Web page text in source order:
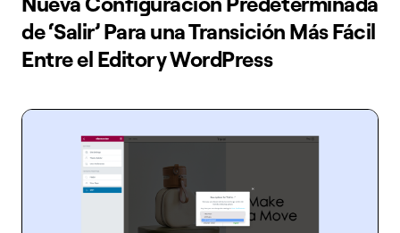
de ‘Salir’ Para una Transición Más Fácil
Entre el Editor y WordPress